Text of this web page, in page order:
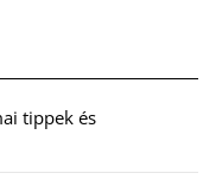
tippek és